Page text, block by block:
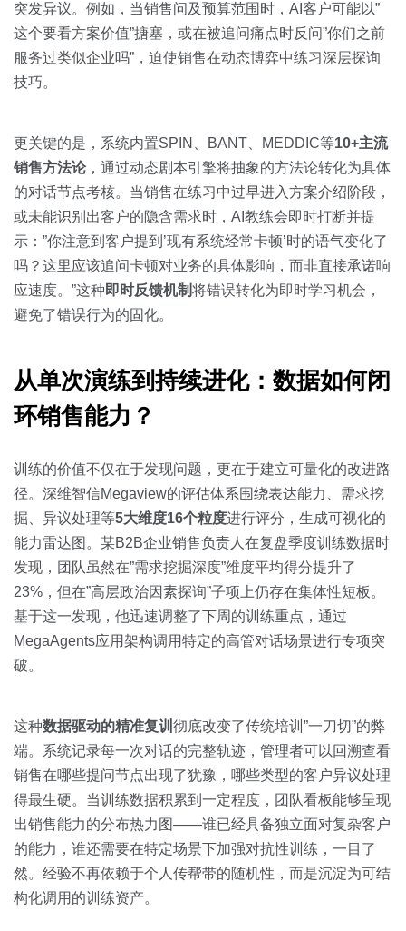
突发异议。例如，当销售问及预算范围时，AI客户可能以”
这个要看方案价值”搪塞，或在被追问痛点时反问”你们之前
服务过类似企业吗”，迫使销售在动态博弈中练习深层探询
技巧。
更关键的是，系统内置SPIN、BANT、MEDDIC等10+主流
销售方法论，通过动态剧本引擎将抽象的方法论转化为具体
的对话节点考核。当销售在练习中过早进入方案介绍阶段，
或未能识别出客户的隐含需求时，AI教练会即时打断并提
示：”你注意到客户提到’现有系统经常卡顿’时的语气变化了
吗？这里应该追问卡顿对业务的具体影响，而非直接承诺响
应速度。”这种 即时反馈机制将错误转化为即时学习机会，
避免了错误行为的固化。
从单次演练到持续进化：数据如何闭
环销售能力？
训练的价值不仅在于发现问题，更在于建立可量化的改进路
径。深维智信Megaview的评估体系围绕表达能力、需求挖
掘、异议处理等5大维度16个粒度进行评分，生成可视化的
能力雷达图。某B2B企业销售负责人在复盘季度训练数据时
发现，团队虽然在”需求挖掘深度”维度平均得分提升了
23%，但在”高层政治因素探询”子项上仍存在集体性短板。
基于这一发现，他迅速调整了下周的训练重点，通过
MegaAgents应用架构调用特定的高管对话场景进行专项突
破。
这种数据驱动的精准复训 彻底改变了传统培训”一刀切”的弊
端。系统记录每一次对话的完整轨迹，管理者可以回溯查看
销售在哪些提问节点出现了犹豫，哪些类型的客户异议处理
得最生硬。当训练数据积累到一定程度，团队看板能够呈现
出销售能力的分布热力图——谁已经具备独立面对复杂客户
的能力，谁还需要在特定场景下加强对抗性训练，一目了
然。经验不再依赖于个人传帮带的随机性，而是沉淀为可结
构化调用的训练资产。